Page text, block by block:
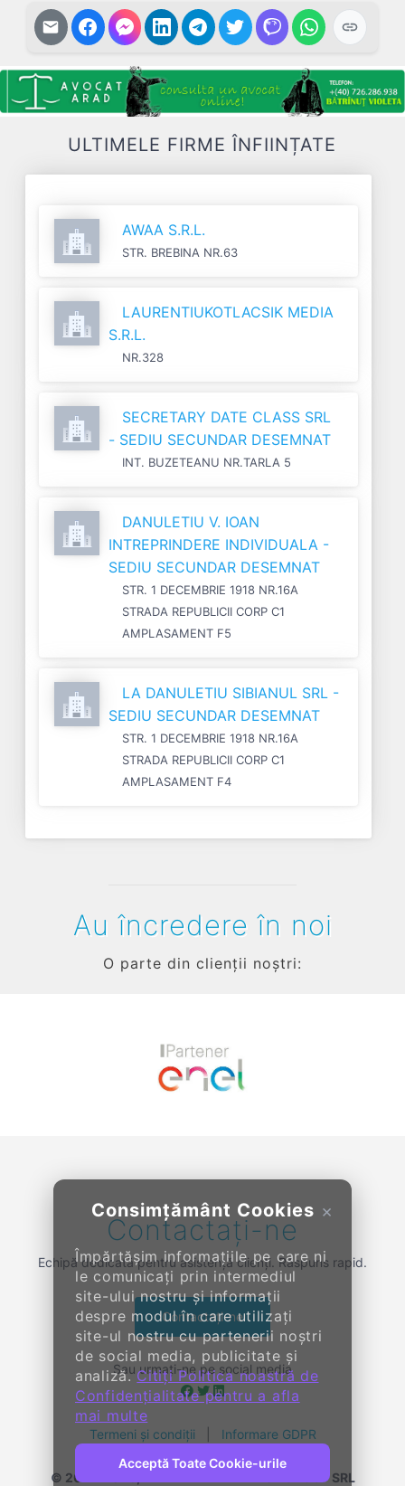
ULTIMELE FIRME ÎNFIINȚATE
AWAA S.R.L.
STR. BREBINA NR.63
LAURENTIUKOTLACSIK MEDIA
S.R.L.
NR.328
SECRETARY DATE CLASS SRL
- SEDIU SECUNDAR DESEMNAT
INT. BUZETEANU NR.TARLA 5
DANULETIU V. IOAN
INTREPRINDERE INDIVIDUALA -
SEDIU SECUNDAR DESEMNAT
STR. 1 DECEMBRIE 1918 NR.16A
STRADA REPUBLICII CORP C1
AMPLASAMENT F5
LA DANULETIU SIBIANUL SRL -
SEDIU SECUNDAR DESEMNAT
STR. 1 DECEMBRIE 1918 NR.16A
STRADA REPUBLICII CORP C1
AMPLASAMENT F4
×
Consimțământ Cookies
Împărtășim informațiile pe care ni
le comunicați prin intermediul
site-ului nostru și informații
despre modul în care utilizați
site-ul nostru cu partenerii noștri
de social media, publicitate și
analiză.Citiți Politica noastră de
Confidențialitate pentru a afla
mai multe
Acceptă Toate Cookie-urile
Au încredere în noi
O parte din clienții noștri:
Contactați-ne
Echipă dedicată pentru asistență clienți. Răspuns rapid.
Contactați-ne
Sau urmați-ne pe social media
Termeni și condiții Informare GDPR
© 2014- 2026, KENDALL ENTERPRISE GROUP SRL